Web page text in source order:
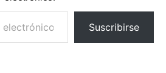
Suscribirse